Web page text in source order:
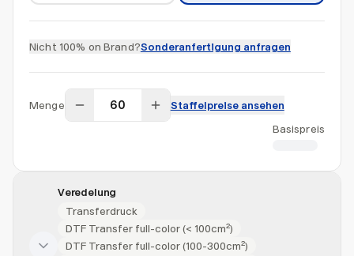
Nicht 100% on Brand?Sonderanfertigung anfragen
Menge
Staffelpreise ansehen
Basispreis
Veredelung
Transferdruck
DTF Transfer full-color (< 100cm²)
DTF Transfer full-color (100-300cm²)